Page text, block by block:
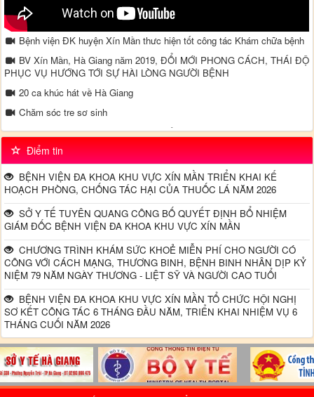
Bệnh viện ĐK huyện Xín Mần thưc hiện tốt công tác Khám chữa bệnh
BV Xín Mần, Hà Giang năm 2019, ĐỔI MỚI PHONG CÁCH, THÁI ĐỘ
PHỤC VỤ HƯỚNG TỚI SỰ HÀI LÒNG NGƯỜI BỆNH
20 ca khúc hát về Hà Giang
Chăm sóc tre sơ sinh
Video truyền thông về bệnh tăng huyết áp - Tại khoa Nội TH - Bệnh
viện đa khoa Xín Mần
Đường dây nong - Bộ Y tế
Điểm tin
BỆNH VIỆN ĐA KHOA KHU VỰC XÍN MẦN TRIỂN KHAI KẾ
HOẠCH PHÒNG, CHỐNG TÁC HẠI CỦA THUỐC LÁ NĂM 2026
SỞ Y TẾ TUYÊN QUANG CÔNG BỐ QUYẾT ĐỊNH BỔ NHIỆM
GIÁM ĐỐC BỆNH VIỆN ĐA KHOA KHU VỰC XÍN MẦN
CHƯƠNG TRÌNH KHÁM SỨC KHOẺ MIỄN PHÍ CHO NGƯỜI CÓ
CÔNG VỚI CÁCH MẠNG, THƯƠNG BINH, BỆNH BINH NHÂN DỊP KỶ
NIỆM 79 NĂM NGÀY THƯƠNG - LIỆT SỸ VÀ NGƯỜI CAO TUỔI
BỆNH VIỆN ĐA KHOA KHU VỰC XÍN MẦN TỔ CHỨC HỘI NGHỊ
SƠ KẾT CÔNG TÁC 6 THÁNG ĐẦU NĂM, TRIỂN KHAI NHIỆM VỤ 6
THÁNG CUỐI NĂM 2026